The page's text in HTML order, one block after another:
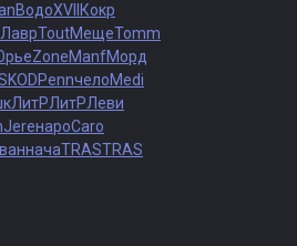
ВодоXVII Кокр
ЛаврToutМещеTomm
ZoneManfМорд
PennчелоMedi
ЛитРЛитРЛеви
JereнароCaro
начаTRASTRAS